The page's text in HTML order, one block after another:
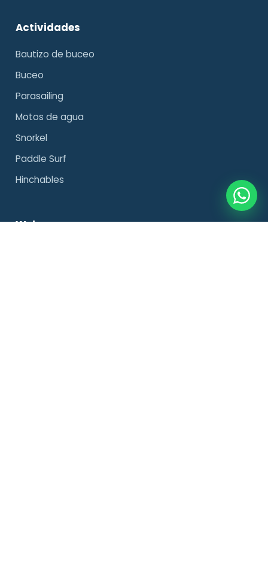
Actividades
Bautizo de buceo
Buceo
Parasailing
Motos de agua
Snorkel
Paddle Surf
Hinchables
Web